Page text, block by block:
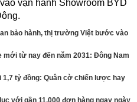
vận hành Showroom BYD
bảo hành, thị trường Việt bước vào
mới từ nay đến năm 2031: Đông Nam
tỷ đồng: Quân cờ chiến lược hay
với gần 11.000 đơn hàng ngay ngày